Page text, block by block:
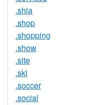
.shia
.shop
.shopping
.show
.site
.ski
.soccer
.social